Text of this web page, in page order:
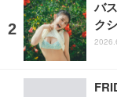
バ
ク